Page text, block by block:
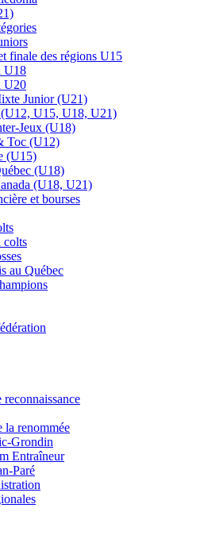
finale des régions U15
U18
U20
Junior (U21)
(U12, U15, U18, U21)
Jeux (U18)
Toc (U12)
(U15)
(U18)
(U18, U21)
et bourses
colts
au Québec
la renommée
Grondin
Entraîneur
Paré